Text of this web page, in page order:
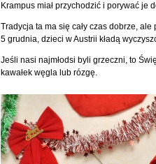
Krampus miał przychodzić i porywać je
Tradycja ta ma się cały czas dobrze,
5 grudnia, dzieci w Austrii kładą
Jeśli nasi najmłodsi byli grzeczni, to
kawałek węgla lub rózgę.